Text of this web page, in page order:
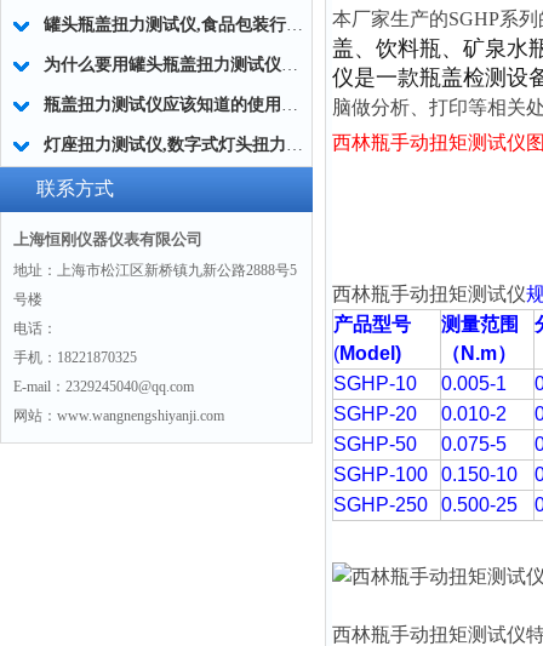
罐头瓶盖扭力测试仪,食品包装行业罐头瓶盖扭矩仪
为什么要用罐头瓶盖扭力测试仪？|厂家答疑
瓶盖扭力测试仪应该知道的使用规则
灯座扭力测试仪,数字式灯头扭力仪,灯座灯具扭力测试仪
联系方式
上海恒刚仪器仪表有限公司
地址：上海市松江区新桥镇九新公路2888号5
号楼
电话：
手机：18221870325
E-mail：2329245040@qq.com
网站：www.wangnengshiyanji.com
本厂家生产的SGHP系列
盖、饮料瓶、矿泉水
仪是一款瓶盖检测设
脑做分析、打印等相关
西林瓶手动扭矩测试仪
西林瓶手动扭矩测试仪
产品型号
(Model)
测量范围
（N.m）
SGHP-10
0.005-1
SGHP-20
0.010-2
SGHP-50
0.075-5
SGHP-100
0.150-10
SGHP-250
0.500-25
西林瓶手动扭矩测试仪